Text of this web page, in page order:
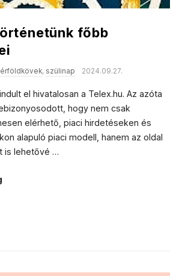
főbb
, szülinap 2024.09.27.
el hivatalosan a Telex.hu. Az azóta
hogy nem csak
elérhető, piaci hirdetéseken és
alapuló piaci modell, hanem az oldal
is lehetővé …